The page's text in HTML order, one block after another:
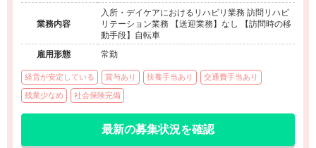
業務内容
入所・デイケアにおけるリハビリ業務 訪問リハビ
リテーション業務 【送迎業務】なし 【訪問時の移
動手段】自転車
雇用形態
常勤
経営が安定している 賞与あり 扶養手当あり 交通費手当あり
残業少なめ 社会保険完備
最新の募集状況を確認